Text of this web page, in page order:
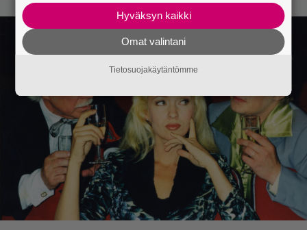
Hyväksyn kaikki
Omat valintani
Tietosuojakäytäntömme